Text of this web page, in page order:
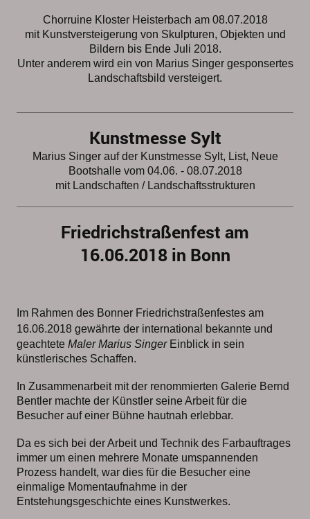
Chorruine Kloster Heisterbach am 08.07.2018
mit Kunstversteigerung von Skulpturen, Objekten und
Bildern bis Ende Juli 2018.
Unter anderem wird ein von Marius Singer gesponsertes
Landschaftsbild versteigert.
Kunstmesse Sylt
Marius Singer auf der Kunstmesse Sylt, List, Neue
Bootshalle vom 04.06. - 08.07.2018
mit Landschaften / Landschaftsstrukturen
Friedrichstraßenfest am
16.06.2018 in Bonn
Im Rahmen des Bonner Friedrichstraßenfestes am
16.06.2018 gewährte der international bekannte und
geachtete Maler Marius SingerEinblick in sein
künstlerisches Schaffen.
In Zusammenarbeit mit der renommierten Galerie Bernd
Bentler machte der Künstler seine Arbeit für die
Besucher auf einer Bühne hautnah erlebbar.
Da es sich bei der Arbeit und Technik des Farbauftrages
immer um einen mehrere Monate umspannenden
Prozess handelt, war dies für die Besucher eine
einmalige Momentaufnahme in der
Entstehungsgeschichte eines Kunstwerkes.